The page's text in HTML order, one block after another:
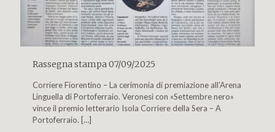
Rassegna stampa 07/09/2025
Corriere Fiorentino – La cerimonia di premiazione all’Arena
Linguella di Portoferraio. Veronesi con «Settembre nero»
vince il premio letterario Isola Corriere della Sera – A
Portoferraio. […]